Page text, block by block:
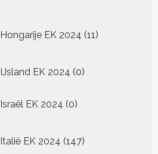
Hongarije EK 2024 11
producten
IJsland EK 2024 00
Israël EK 2024 00
Italië EK 2024 147
producten